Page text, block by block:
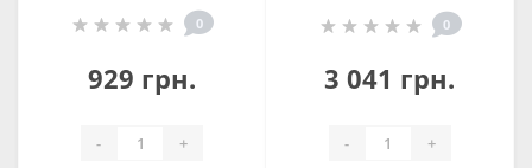
0
929 грн.
- +
0
3 041 грн.
- +